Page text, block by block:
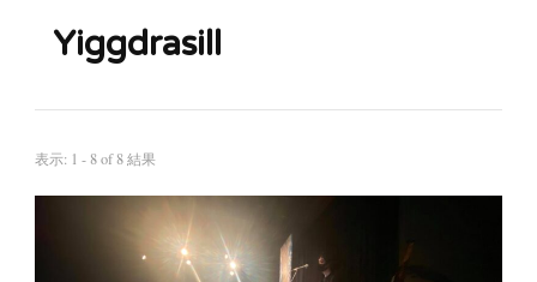
Yiggdrasill
表示: 1 - 8 of 8 結果